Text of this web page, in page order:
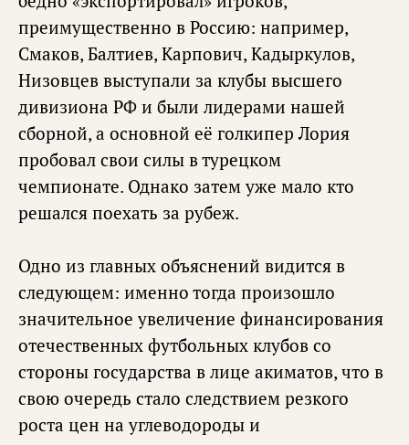
преимущественно в Россию: например,
Смаков, Балтиев, Карпович, Кадыркулов,
Низовцев выступали за клубы высшего
дивизиона РФ и были лидерами нашей
сборной, а основной её голкипер Лория
пробовал свои силы в турецком
чемпионате. Однако затем уже мало кто
решался поехать за рубеж.
Одно из главных объяснений видится в
следующем: именно тогда произошло
значительное увеличение финансирования
отечественных футбольных клубов со
стороны государства в лице акиматов, что в
свою очередь стало следствием резкого
роста цен на углеводороды и